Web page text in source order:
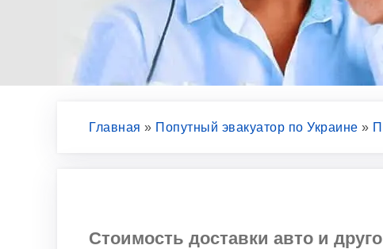
Главная » Попутный эвакуатор по Украине »
Стоимость доставки авто и